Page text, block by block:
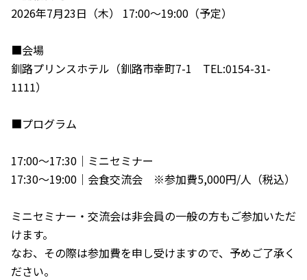
2026年7月23日（木） 17:00～19:00（予定）
■会場
釧路プリンスホテル（釧路市幸町7-1 TEL:0154-31-
1111）
■プログラム
17:00～17:30｜ミニセミナー
17:30～19:00｜会食交流会 ※参加費5,000円/人（税込）
ミニセミナー・交流会は非会員の一般の方もご参加いただ
けます。
なお、その際は参加費を申し受けますので、予めご了承く
ださい。